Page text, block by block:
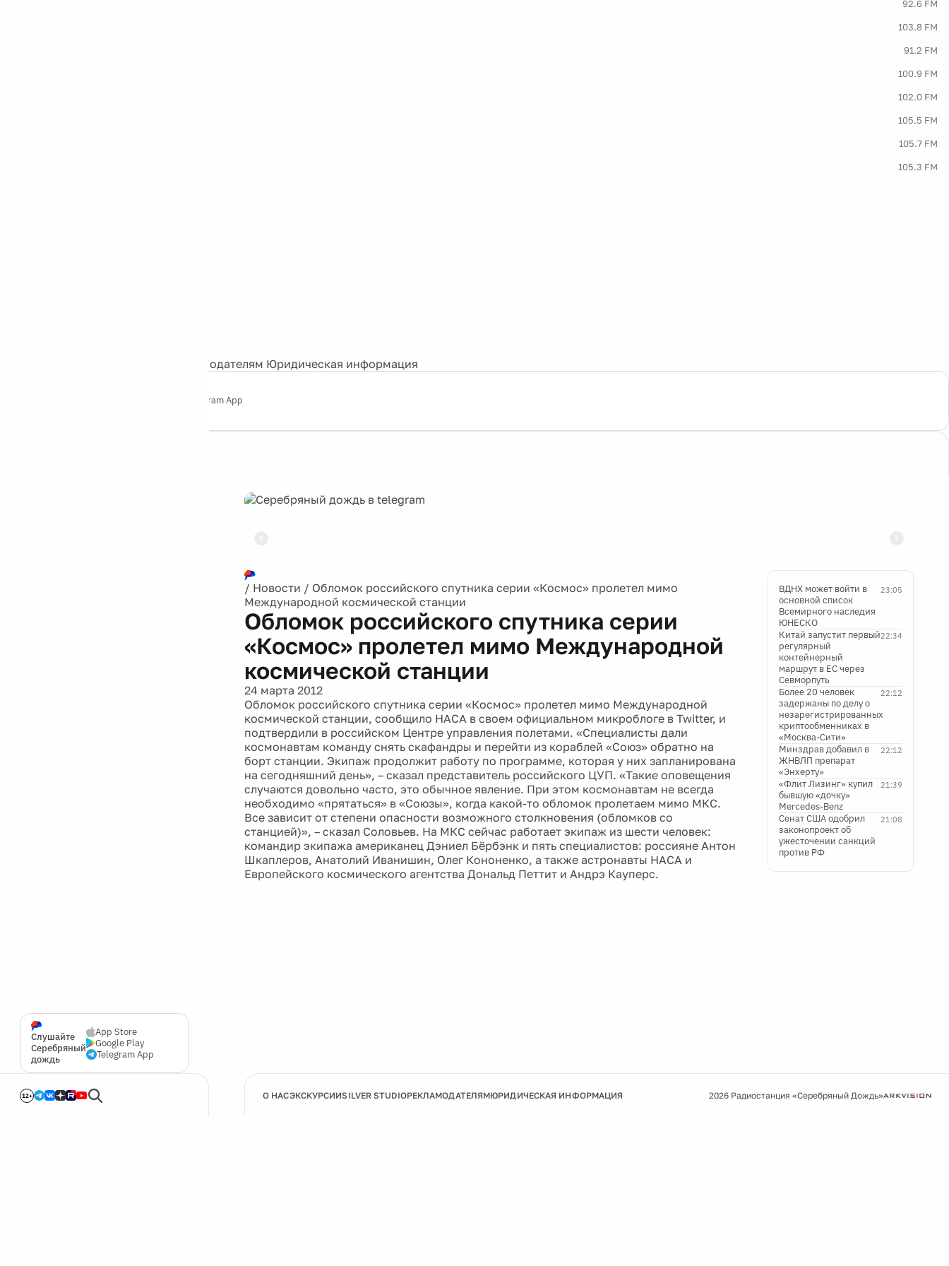
92.6 FM
103.8 FM
91.2 FM
100.9 FM
102.0 FM
105.5 FM
105.7 FM
105.3 FM
Рекламодателям Юридическая информация
Telegram App
Слушайте
Серебряный
дождь
App Store
Google Play
Telegram App
12+
/ Новости / Обломок российского спутника серии «Космос» пролетел мимо
Международной космической станции
Обломок российского спутника серии
«Космос» пролетел мимо Международной
космической станции
24 марта 2012
Обломок российского спутника серии «Космос» пролетел мимо Международной
космической станции, сообщило НАСА в своем официальном микроблоге в Twitter, и
подтвердили в российском Центре управления полетами. «Специалисты дали
космонавтам команду снять скафандры и перейти из кораблей «Союз» обратно на
борт станции. Экипаж продолжит работу по программе, которая у них запланирована
на сегодняшний день», – сказал представитель российского ЦУП. «Такие оповещения
случаются довольно часто, это обычное явление. При этом космонавтам не всегда
необходимо «прятаться» в «Союзы», когда какой-то обломок пролетаем мимо МКС.
Все зависит от степени опасности возможного столкновения (обломков со
станцией)», – сказал Соловьев. На МКС сейчас работает экипаж из шести человек:
командир экипажа американец Дэниел Бёрбэнк и пять специалистов: россияне Антон
Шкаплеров, Анатолий Иванишин, Олег Кононенко, а также астронавты НАСА и
Европейского космического агентства Дональд Петтит и Андрэ Кауперс.
23:05
ВДНХ может войти в
основной список
Всемирного наследия
ЮНЕСКО
22:34
Китай запустит первый
регулярный
контейнерный
маршрут в ЕС через
Севморпуть
22:12
Более 20 человек
задержаны по делу о
незарегистрированных
криптообменниках в
«Москва-Сити»
22:12
Минздрав добавил в
ЖНВЛП препарат
«Энхерту»
21:39
«Флит Лизинг» купил
бывшую «дочку»
Mercedes-Benz
21:08
Сенат США одобрил
законопроект об
ужесточении санкций
против РФ
О НАСЭКСКУРСИИSILVER STUDIOРЕКЛАМОДАТЕЛЯМЮРИДИЧЕСКАЯ ИНФОРМАЦИЯ 2026 Радиостанция «Серебряный Дождь»